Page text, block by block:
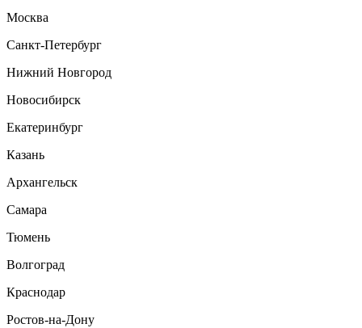
Москва
Санкт-Петербург
Нижний Новгород
Новосибирск
Екатеринбург
Казань
Архангельск
Самара
Тюмень
Волгоград
Краснодар
Ростов-на-Дону